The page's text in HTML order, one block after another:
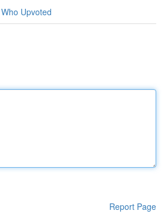
Who Upvoted
Report Page